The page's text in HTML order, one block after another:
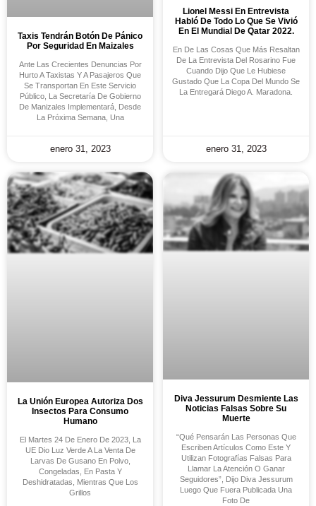
Taxis Tendrán Botón De Pánico
Por Seguridad En Maizales
Ante Las Crecientes Denuncias Por
Hurto A Taxistas Y A Pasajeros Que
Se Transportan En Este Servicio
Público, La Secretaría De Gobierno
De Manizales Implementará, Desde
La Próxima Semana, Una
enero 31, 2023
Lionel Messi En Entrevista
Habló De Todo Lo Que Se Vivió
En El Mundial De Qatar 2022.
En De Las Cosas Que Más Resaltan
De La Entrevista Del Rosarino Fue
Cuando Dijo Que Le Hubiese
Gustado Que La Copa Del Mundo Se
La Entregará Diego A. Maradona.
enero 31, 2023
La Unión Europea Autoriza Dos
Insectos Para Consumo
Humano
El Martes 24 De Enero De 2023, La
UE Dio Luz Verde A La Venta De
Larvas De Gusano En Polvo,
Congeladas, En Pasta Y
Deshidratadas, Mientras Que Los
Grillos
Diva Jessurum Desmiente Las
Noticias Falsas Sobre Su
Muerte
“Qué Pensarán Las Personas Que
Escriben Artículos Como Este Y
Utilizan Fotografías Falsas Para
Llamar La Atención O Ganar
Seguidores”, Dijo Diva Jessurum
Luego Que Fuera Publicada Una
Foto De